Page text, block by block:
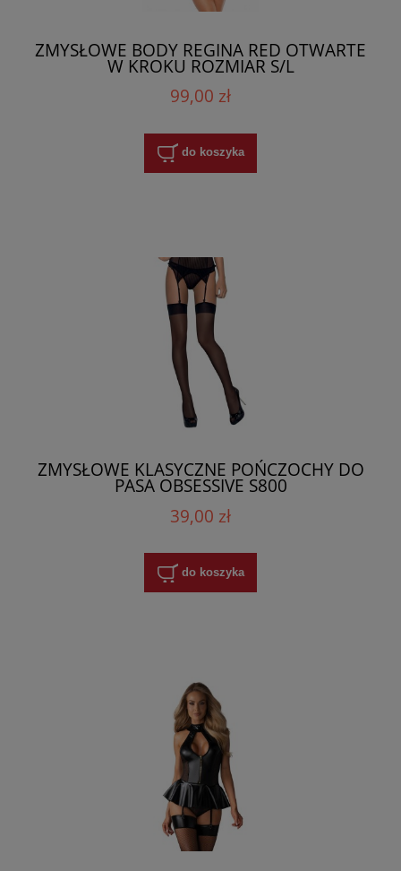
ZMYSŁOWE BODY REGINA RED OTWARTE
W KROKU ROZMIAR S/L
99,00 zł
do koszyka
ZMYSŁOWE KLASYCZNE POŃCZOCHY DO
PASA OBSESSIVE S800
39,00 zł
do koszyka